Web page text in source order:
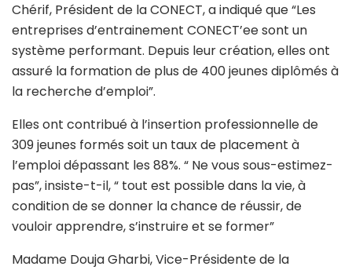
Chérif, Président de la CONECT, a indiqué que “Les
entreprises d’entrainement CONECT’ee sont un
système performant. Depuis leur création, elles ont
assuré la formation de plus de 400 jeunes diplômés à
la recherche d’emploi”.
Elles ont contribué à l’insertion professionnelle de
309 jeunes formés soit un taux de placement à
l’emploi dépassant les 88%. “ Ne vous sous-estimez-
pas”, insiste-t-il, “ tout est possible dans la vie, à
condition de se donner la chance de réussir, de
vouloir apprendre, s’instruire et se former”
Madame Douja Gharbi, Vice-Présidente de la